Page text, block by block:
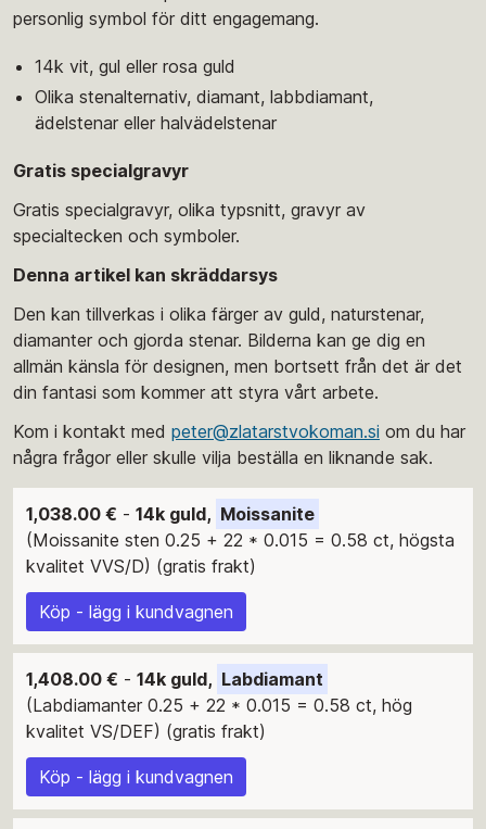
personlig symbol för ditt engagemang.
14k vit, gul eller rosa guld
Olika stenalternativ, diamant, labbdiamant,
ädelstenar eller halvädelstenar
Gratis specialgravyr
Gratis specialgravyr, olika typsnitt, gravyr av
specialtecken och symboler.
Denna artikel kan skräddarsys
Den kan tillverkas i olika färger av guld, naturstenar,
diamanter och gjorda stenar. Bilderna kan ge dig en
allmän känsla för designen, men bortsett från det är det
din fantasi som kommer att styra vårt arbete.
Kom i kontakt med peter@zlatarstvokoman.si om du har
några frågor eller skulle vilja beställa en liknande sak.
1,038.00 € - 14k guld, Moissanite
(Moissanite sten 0.25 + 22 * 0.015 = 0.58 ct, högsta
kvalitet VVS/D) (gratis frakt)
Köp - lägg i kundvagnen
1,408.00 € - 14k guld, Labdiamant
(Labdiamanter 0.25 + 22 * 0.015 = 0.58 ct, hög
kvalitet VS/DEF) (gratis frakt)
Köp - lägg i kundvagnen